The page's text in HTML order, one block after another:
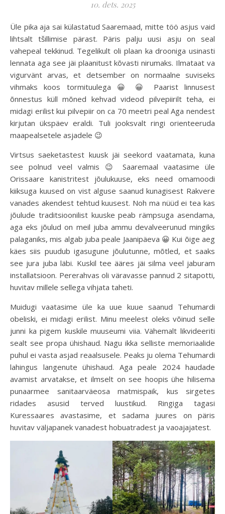
10. dets. 2025
Üle pika aja sai külastatud Saaremaad, mitte töö asjus vaid
lihtsalt tšillimise pärast. Päris palju uusi asju on seal
vahepeal tekkinud. Tegelikult oli plaan ka drooniga usinasti
lennata aga see jäi plaanitust kõvasti nirumaks. Ilmataat va
vigurvänt arvas, et detsember on normaalne suviseks
vihmaks koos tormituulega 😀 😀 Paarist linnusest
õnnestus küll mõned kehvad videod pilvepiirilt teha, ei
midagi erilist kui pilvepiir on ca 70 meetri peal Aga nendest
kirjutan ükspäev eraldi. Tuli jooksvalt ringi orienteeruda
maapealsetele asjadele 😉
Virtsus saeketastest kuusk jäi seekord vaatamata, kuna
see polnud veel valmis 😉 Saaremaal vaatasime üle
Orissaare kanistritest jõulukuuse, eks need omamoodi
kiiksuga kuused on vist alguse saanud kunagisest Rakvere
vanades akendest tehtud kuusest. Noh ma nüüd ei tea kas
jõulude traditsioonilist kuuske peab rämpsuga asendama,
aga eks jõulud on meil juba ammu devalveerunud mingiks
palaganiks, mis algab juba peale Jaanipäeva 😀 Kui õige aeg
käes siis puudub igasugune jõulutunne, mõtled, et saaks
see jura juba läbi. Kuskil tee ääres jäi silma veel jaburam
installatsioon. Pererahvas oli väravasse pannud 2 sitapotti,
huvitav millele sellega vihjata taheti.
Muidugi vaatasime üle ka uue kuue saanud Tehumardi
obeliski, ei midagi erilist. Minu meelest oleks võinud selle
junni ka pigem kuskile muuseumi viia. Vähemalt likvideeriti
sealt see propa ühishaud. Nagu ikka selliste memoriaalide
puhul ei vasta asjad reaalsusele. Peaks ju olema Tehumardi
lahingus langenute ühishaud. Aga peale 2024 haudade
avamist arvatakse, et ilmselt on see hoopis ühe hilisema
punaarmee sanitaarväeosa matmispaik, kus sirgetes
ridades asusid terved luustikud. Ringiga tagasi
Kuressaares avastasime, et sadama juures on päris
huvitav väljapanek vanadest hobuatradest ja vaoajajatest.